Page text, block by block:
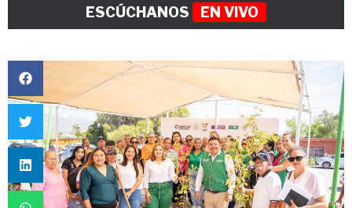
ESCÚCHANOS EN VIVO